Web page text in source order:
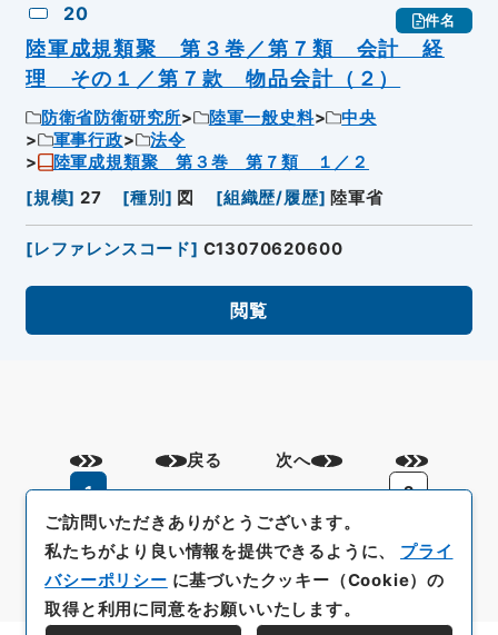
20 件名
陸軍成規類聚 第３巻／第７類 会計 経
理 その１／第７款 物品会計（２）
防衛省防衛研究所 陸軍一般史料
中央
軍事行政
法令
陸軍成規類聚 第３巻 第７類 １／２
[規模] 27 [種別 ] 図 [組織歴/履歴] 陸軍省
[レファレンスコード] C13070620600
閲覧
戻る
1
2
次へ
ご訪問いただきありがとうございます。
私たちがより良い情報を提供できるように、 プライ
バシーポリシー に基づいたクッキー（Cookie）の
取得と利用に同意をお願いいたします。